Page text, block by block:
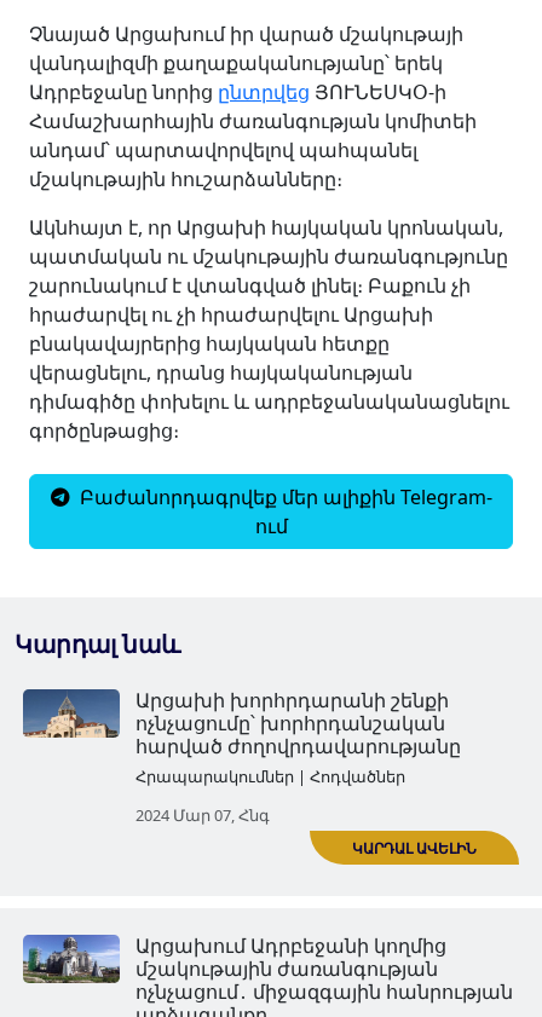
Կարդալ նաև
Չնայած Արցախում իր վարած մշակութայի
վանդալիզմի քաղաքականությանը՝ երեկ
Ադրբեջանը նորից ընտրվեց ՅՈՒՆԵՍԿՕ-ի
Համաշխարհային ժառանգության կոմիտեի
անդամ՝ պարտավորվելով պահպանել
մշակութային հուշարձանները։
Ակնհայտ է, որ Արցախի հայկական կրոնական,
պատմական ու մշակութային ժառանգությունը
շարունակում է վտանգված լինել։ Բաքուն չի
հրաժարվել ու չի հրաժարվելու Արցախի
բնակավայրերից հայկական հետքը
վերացնելու, դրանց հայկականության
դիմագիծը փոխելու և ադրբեջանականացնելու
գործընթացից։
Բաժանորդագրվեք մեր ալիքին Telegram-
ում